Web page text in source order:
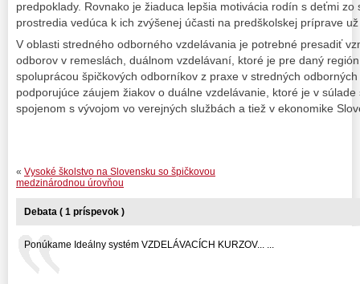
predpoklady. Rovnako je žiaduca lepšia motivácia rodín s deťmi zo
prostredia vedúca k ich zvýšenej účasti na predškolskej príprave
V oblasti stredného odborného vzdelávania je potrebné presadiť
odborov v remeslách, duálnom vzdelávaní, ktoré je pre daný
spoluprácou špičkových odborníkov z praxe v stredných
podporujúce záujem žiakov o duálne vzdelávanie, ktoré je v
spojenom s vývojom vo verejných službách a tiež v ekonomike
« Vysoké školstvo na Slovensku so špičkovou
medzinárodnou úrovňou
Debata ( 1 príspevok )
Ponúkame Ideálny systém VZDELÁVACÍCH KURZOV... ...